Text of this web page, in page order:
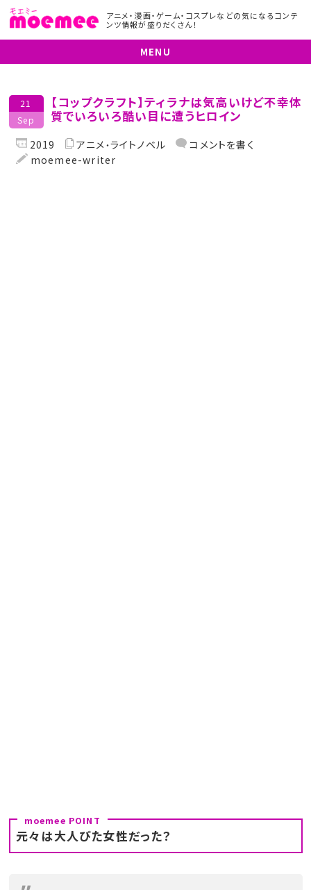
アニメ・漫画・ゲーム・コスプレなどの気になるコンテ
ンツ情報が盛りだくさん！
MENU
21
Sep
【コップクラフト】ティラナは気高いけど不幸体
質でいろいろ酷い目に遭うヒロイン
2019 アニメ ライトノベル
コメントを書く
moemee-writer
元々は大人びた女性だった？